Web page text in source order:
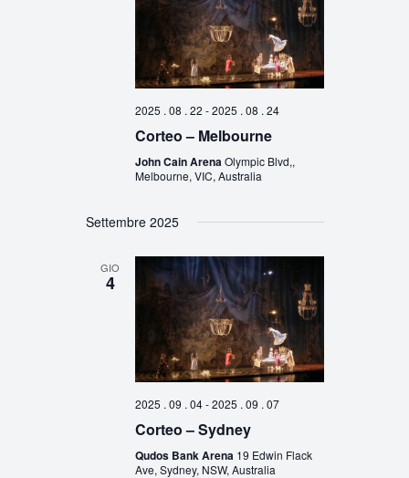
2025 . 08 . 22 -2025 . 08 . 24
Corteo – Melbourne
John Cain ArenaOlympic Blvd,,
Melbourne, VIC, Australia
Settembre 2025
GIO
4
2025 . 09 . 04-2025 . 09 . 07
Corteo – Sydney
Qudos Bank Arena 19 Edwin Flack
Ave, Sydney, NSW, Australia